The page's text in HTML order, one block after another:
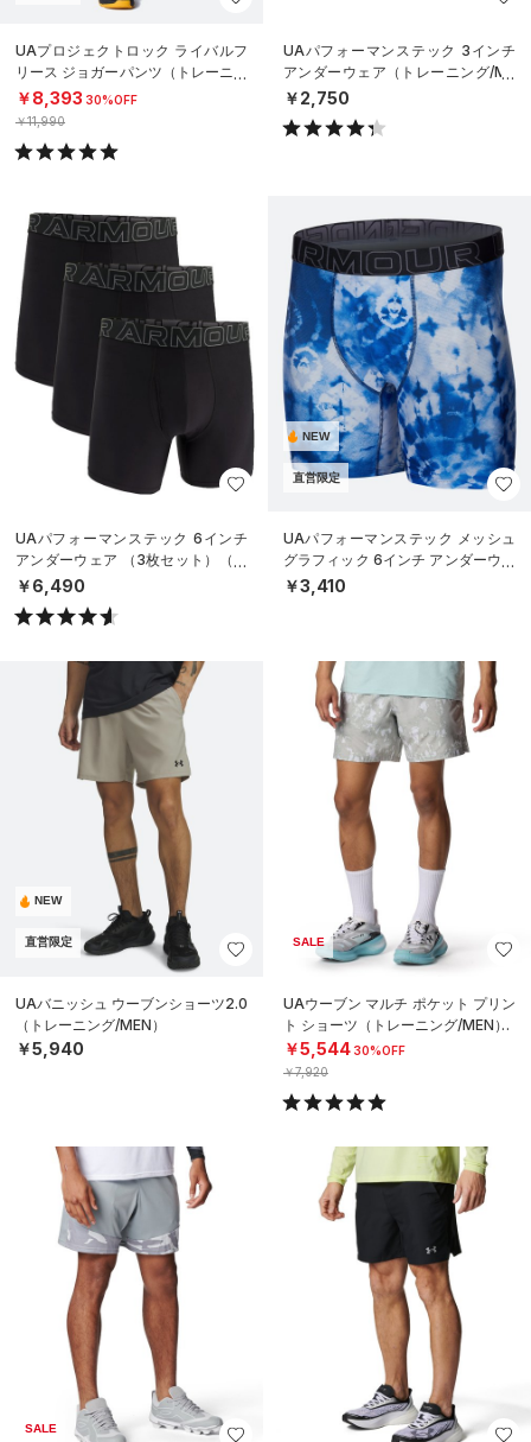
UAプロジェクトロック ライバルフ
リース ジョガーパンツ（トレーニン
グ/MEN）
￥8,393 30%OFF
￥11,990
UAパフォーマンステック 3インチ
アンダーウェア（トレーニング/ME
N）
￥2,750
UAパフォーマンステック 6インチ
アンダーウェア （3枚セット）（ト
レーニング/MEN）
￥6,490
NEW
直営限定
UAパフォーマンステック メッシュ
グラフィック 6インチ アンダーウェ
ア（トレーニング/MEN）
￥3,410
NEW
直営限定
UAバニッシュ ウーブンショーツ2.0
（トレーニング/MEN）
￥5,940
SALE
UAウーブン マルチ ポケット プリン
ト ショーツ（トレーニング/MEN）
￥5,54430%OFF
￥7,920
SALE